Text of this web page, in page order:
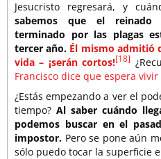
Jesucristo regresará, y
sabemos que el reinado
terminado por las plagas
tercer año. Él mismo admitió
vida – ¡serán cortos![18]
Francisco dice que espera
¿Estás empezando a ver el
tiempo? Al saber cuándo
podemos buscar en el
impostor. Pero se pone aún
sólo puedo tocar la superficie